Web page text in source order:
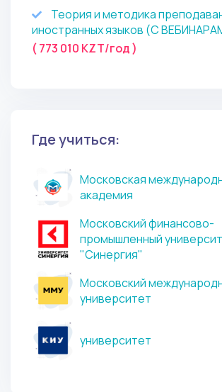
Теория и методика
иностранных языков (С
( 773 010 KZT/год )
Где учиться:
Московская
академия
Московский финансово-
промышленный
"Синергия"
Московский
университет
университет